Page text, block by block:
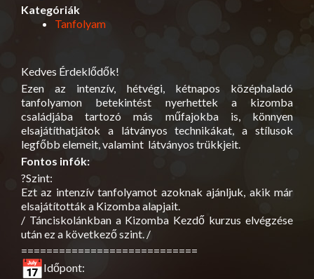
Kategóriák
Tanfolyam
Kedves Érdeklődők!
Ezen az intenzív, hétvégi, kétnapos középhaladó
tanfolyamon betekintést nyerhettek a kizomba
családjába tartozó más műfajokba is, könnyen
elsajátíthatjátok a látványos technikákat, a stílusok
legfőbb elemeit, valamint látványos trükkjeit.
Fontos infók:
?Szint:
Ezt az intenzív tanfolyamot azoknak ajánljuk, akik már
elsajátították a Kizomba alapjait.
/ Tánciskolánkban a Kizomba Kezdő kurzus elvégzése
után ez a következő szint. /
============================
Időpont: